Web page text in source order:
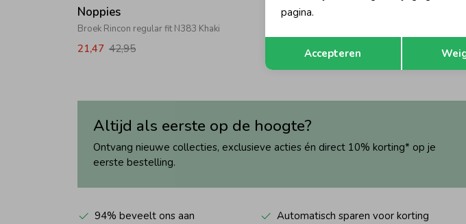
Noppies
Broek Rincon regular fit N383 Khaki
21,47 42,95
Altijd als eerste op de hoogte?
Ontvang nieuwe collecties, exclusieve acties én direct 10% korting* op je
eerste bestelling.
94% beveelt ons aan Automatisch sparen voor korting
Terug
pagina.
Accepteren